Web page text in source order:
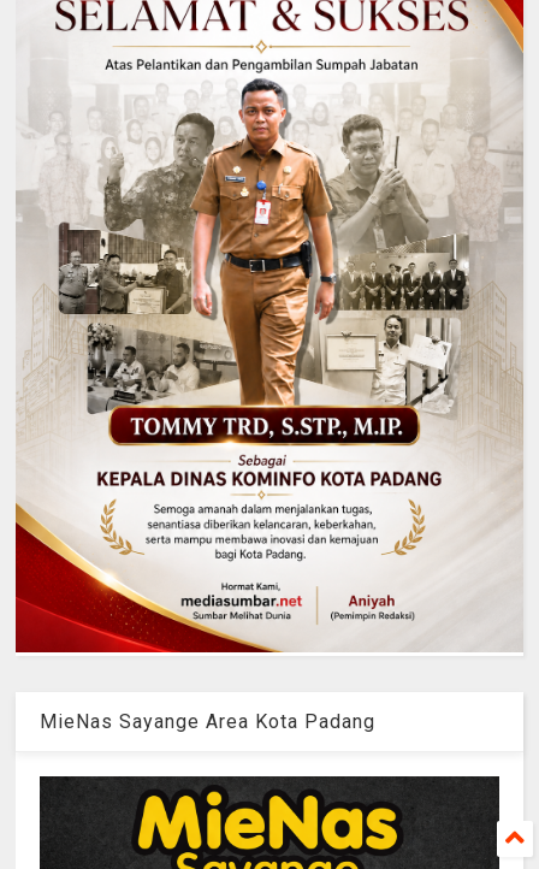
MieNas Sayange Area Kota Padang